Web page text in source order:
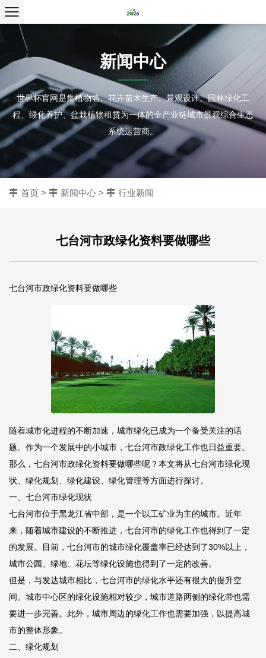
新闻中心
世界杯官网是集植物墙、花卉苗木生产、景观设计、园林绿化工
程、绿化养护、盆栽植物租赁为一体的全产业链城市景观综合生态
系统运营商。
首页 > 新闻中心 > 行业新闻
七台河市政绿化资料要做哪些
七台河市政绿化资料要做哪些
随着城市化进程的不断加速，城市绿化已成为一个备受关注的话
题。作为一个发展中的小城市，七台河市政绿化工作也日益重要。
那么，七台河市政绿化资料要做哪些呢？本文将从七台河市绿化现
状、绿化规划、绿化建设、绿化管理等方面进行探讨。
一、七台河市绿化现状
七台河市位于黑龙江省中部，是一个以工矿业为主的城市。近年
来，随着城市建设的不断推进，七台河市的绿化工作也得到了一定
的发展。目前，七台河市的城市绿化覆盖率已经达到了30%以上，
城市公园、绿地、花坛等绿化设施也得到了一定的改善。
但是，与发达城市相比，七台河市的绿化水平还有很大的提升空
间。城市中心区的绿化设施相对较少，城市道路两侧的绿化带也需
要进一步完善。此外，城市周边的绿化工作也需要加强，以提高城
市的整体形象。
二、绿化规划